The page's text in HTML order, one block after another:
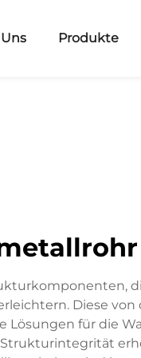
Produkte
Diese
für die
Strukturintegrität